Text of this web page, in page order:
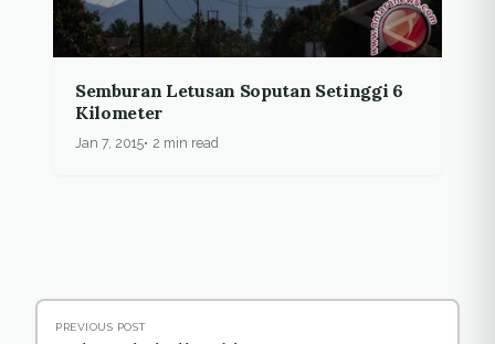
Semburan Letusan Soputan Setinggi 6
Kilometer
Jan 7, 2015 2 min read
PREVIOUS POST